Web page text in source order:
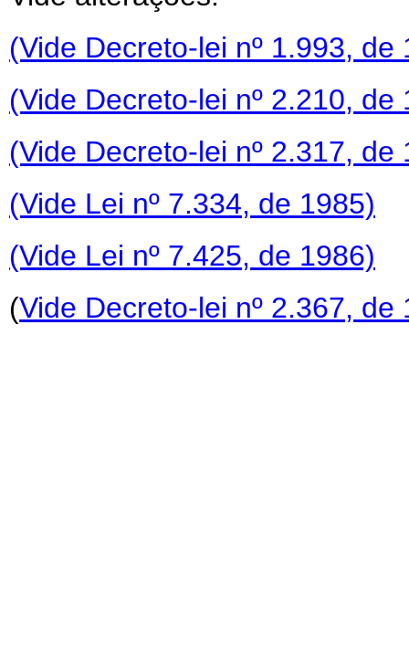
(Vide Decreto-lei nº 1.993, de
(Vide Decreto-lei nº 2.210, de
(Vide Decreto-lei nº 2.317, de
(Vide Lei nº 7.334, de 1985)
(Vide Lei nº 7.425, de 1986)
(Vide Decreto-lei nº 2.367, de